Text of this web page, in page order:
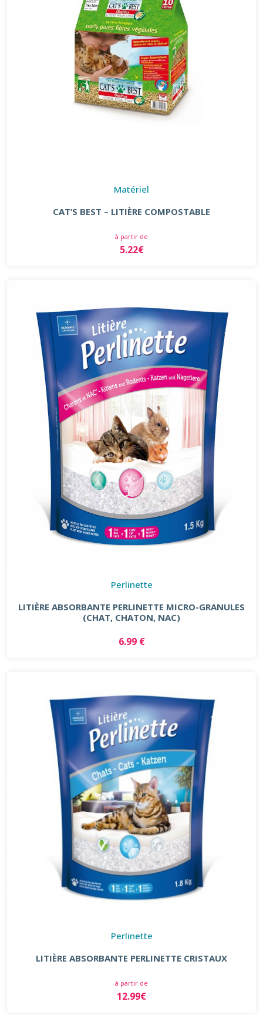
Matériel
CAT’S BEST – LITIÈRE COMPOSTABLE
à partir de
5.22€
Perlinette
LITIÈRE ABSORBANTE PERLINETTE MICRO-GRANULES
(CHAT, CHATON, NAC)
6.99 €
Perlinette
LITIÈRE ABSORBANTE PERLINETTE CRISTAUX
à partir de
12.99€